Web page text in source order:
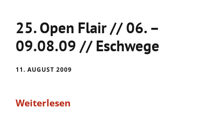
25. Open Flair // 06. –
09.08.09 // Eschwege
11. AUGUST 2009
Weiterlesen